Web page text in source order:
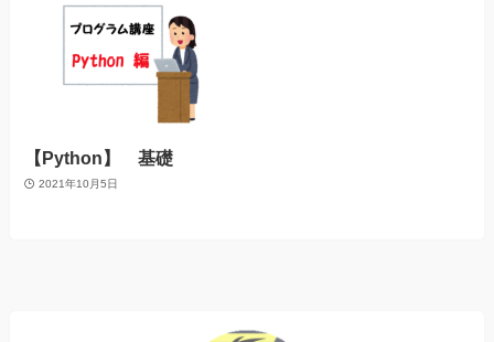
【Python】 基礎
2021年10月5日